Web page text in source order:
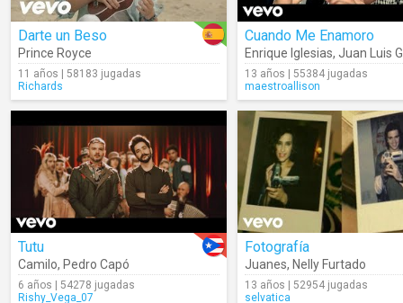
Darte un Beso
Prince Royce
11 años | 58183 jugadas
Richards
Cuando Me Enamoro
Enrique Iglesias, Juan Luis
13 años | 55384 jugadas
maestroallison
Tutu
Camilo, Pedro Capó
6 años | 54278 jugadas
Rishy_Vega_07
Fotografía
Juanes, Nelly Furtado
13 años | 52954 jugadas
selvatica